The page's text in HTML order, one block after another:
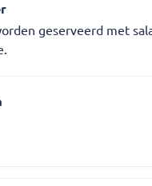
geserveerd met